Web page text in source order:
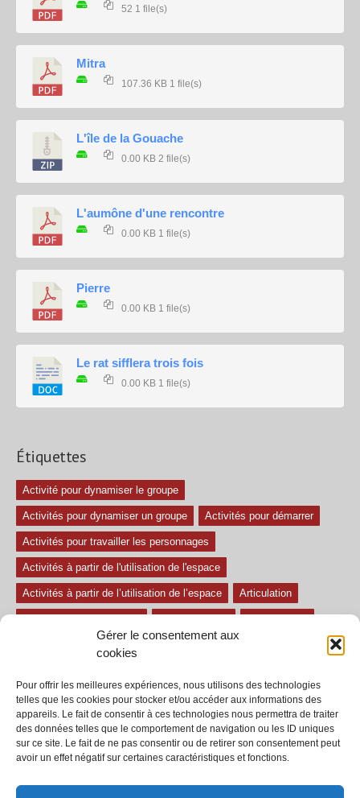
Gérer le consentement aux
cookies
Pour offrir les meilleures expériences, nous utilisons des technologies
telles que les cookies pour stocker et/ou accéder aux informations des
appareils. Le fait de consentir à ces technologies nous permettra de traiter
des données telles que le comportement de navigation ou les ID uniques
sur ce site. Le fait de ne pas consentir ou de retirer son consentement peut
avoir un effet négatif sur certaines caractéristiques et fonctions.
52 1 file(s)
Mitra
107.36 KB 1 file(s)
L'île de la Gouache
0.00 KB 2 file(s)
L'aumône d'une rencontre
0.00 KB 1 file(s)
Pierre
0.00 KB 1 file(s)
Le rat sifflera trois fois
0.00 KB 1 file(s)
Étiquettes
Activité pour dynamiser le groupe
Activités pour dynamiser un groupe Activités pour démarrer
Activités pour travailler les personnages
Activités à partir de l'utilisation de l'espace
Activités à partir de l’utilisation de l’espace Articulation
Exercices difficiles
Le regard et la voix Pièce pour enfant Sans paroles
Secondaire séances tous les exercices
Tous les exercices de théâtre